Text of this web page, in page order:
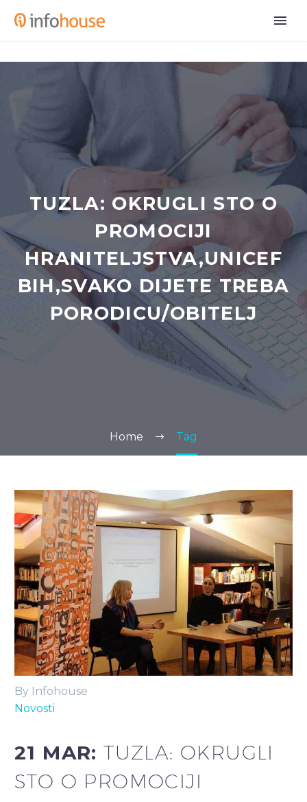
TUZLA: OKRUGLI STO O
PROMOCIJI
HRANITELJSTVA,UNICEF
BIH,SVAKO DIJETE TREBA
PORODICU/OBITELJ
Home Tag
By Infohouse
Novosti
21 MAR:TUZLA: OKRUGLI
STO O PROMOCIJI